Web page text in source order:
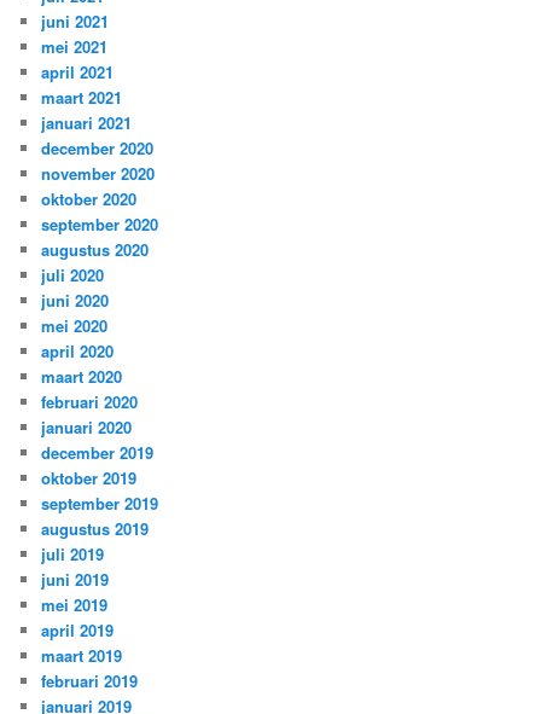
juni 2021
mei 2021
april 2021
maart 2021
januari 2021
december 2020
november 2020
oktober 2020
september 2020
augustus 2020
juli 2020
juni 2020
mei 2020
april 2020
maart 2020
februari 2020
januari 2020
december 2019
oktober 2019
september 2019
augustus 2019
juli 2019
juni 2019
mei 2019
april 2019
maart 2019
februari 2019
januari 2019